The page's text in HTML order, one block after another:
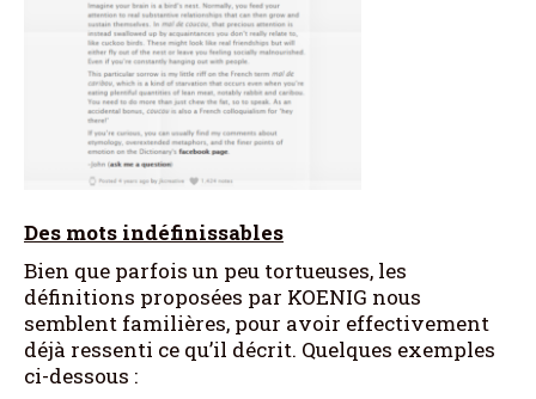
Des mots indéfinissables
Bien que parfois un peu tortueuses, les
définitions proposées par KOENIG nous
semblent familières, pour avoir effectivement
déjà ressenti ce qu’il décrit. Quelques exemples
ci-dessous :